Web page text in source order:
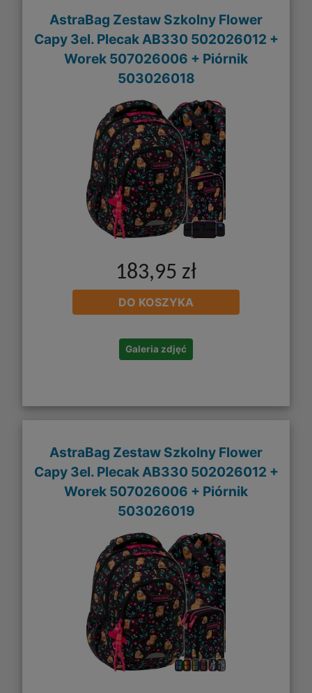
AstraBag Zestaw Szkolny Flower
Capy 3el. Plecak AB330 502026012 +
Worek 507026006 + Piórnik
503026018
183,95 zł
DO KOSZYKA
Galeria zdjęć
AstraBag Zestaw Szkolny Flower
Capy 3el. Plecak AB330 502026012 +
Worek 507026006 + Piórnik
503026019